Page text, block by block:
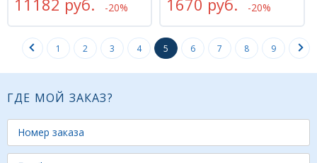
-20% -20%
1 2 3 4 5 6 7 8 9
ГДЕ МОЙ ЗАКАЗ?